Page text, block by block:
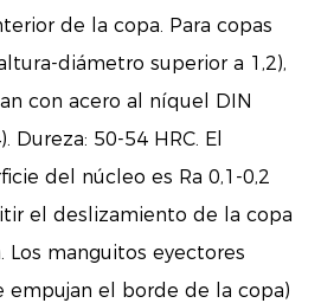
de la copa. Para copas
diámetro superior a 1,2),
con acero al níquel DIN
Dureza: 50-54 HRC. El
del núcleo es Ra 0,1-0,2
el deslizamiento de la copa
Los manguitos eyectores
empujan el borde de la copa)